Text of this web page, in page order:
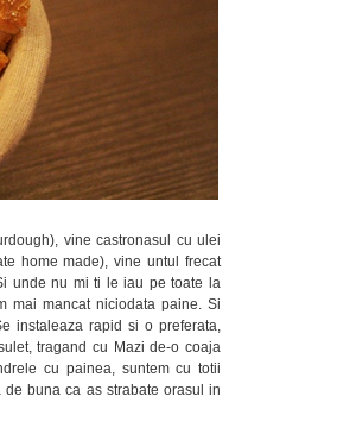
vine castronasul cu ulei
home made), vine untul frecat
unde nu mi ti le iau pe toate la
mai mancat niciodata paine. Si
instaleaza rapid si o preferata,
tragand cu Mazi de-o coaja
cu painea, suntem cu totii
de buna ca as strabate orasul in